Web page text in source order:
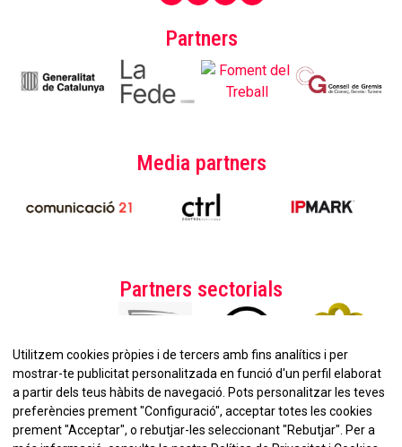
Partners
Media partners
Partners sectorials
Utilitzem cookies pròpies i de tercers amb fins analítics i per
mostrar-te publicitat personalitzada en funció d'un perfil elaborat
a partir dels teus hàbits de navegació. Pots personalitzar les teves
preferències prement "Configuració", acceptar totes les cookies
prement "Acceptar", o rebutjar-les seleccionant "Rebutjar". Per a